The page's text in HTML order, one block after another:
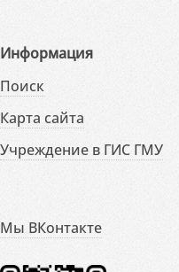
Информация
Поиск
Карта сайта
Учреждение в ГИС ГМУ
Мы ВКонтакте